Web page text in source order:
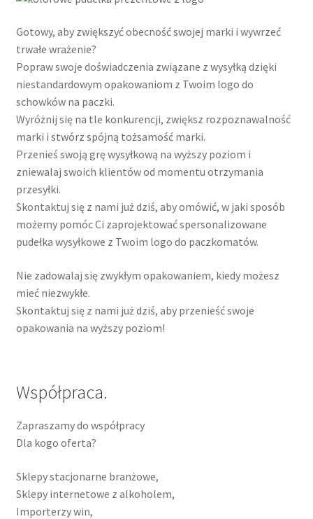
Gotowy, aby zwiększyć obecność swojej marki i wywrzeć
trwałe wrażenie?
Popraw swoje doświadczenia związane z wysyłką dzięki
niestandardowym opakowaniom z Twoim logo do
schowków na paczki.
Wyróżnij się na tle konkurencji, zwiększ rozpoznawalność
marki i stwórz spójną tożsamość marki.
Przenieś swoją grę wysyłkową na wyższy poziom i
zniewalaj swoich klientów od momentu otrzymania
przesyłki.
Skontaktuj się z nami już dziś, aby omówić, w jaki sposób
możemy pomóc Ci zaprojektować spersonalizowane
pudełka wysyłkowe z Twoim logo do paczkomatów.
Nie zadowalaj się zwykłym opakowaniem, kiedy możesz
mieć niezwykłe.
Skontaktuj się z nami już dziś, aby przenieść swoje
opakowania na wyższy poziom!
Współpraca.
Zapraszamy do współpracy
Dla kogo oferta?
Sklepy stacjonarne branżowe,
Sklepy internetowe z alkoholem,
Importerzy win,